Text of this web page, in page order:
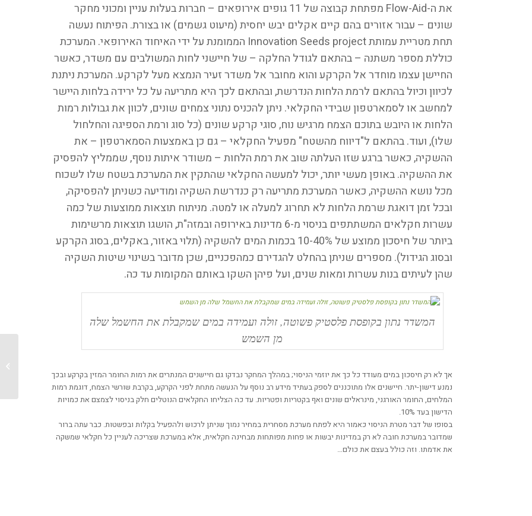
את ה-Flow-Aid מפתחת קבוצה של 11 גופים אירופאים – חברות בעלות עניין ומכוני מחקר
שונים – עבור אזורים בהם קיים אקלים יבש יחסית (מיעוט גשמים) או בצורת. הפיתוח נעשה
תחת מטריית עמותת Innovation Seeds project הממומנת על ידי האיחוד האירופאי. המערכת
כוללת מספר משתנה – בהתאם לגודל החלקה – של חיישני לחות המשולבים עם משדר, כאשר
החיישן עצמו מוחדר אל הקרקע והוא מחובר אל משדר זעיר הנמצא מעל לקרקע. המערכת ניתנת
לכיוון וכיול בהתאם לרמת הלחות הנדרשת, ובהתאם לכך היא מתריעה על כל ירידה בלחות היישר
למחשב או לסמארטפון שבידי החקלאי. ניתן להכניס נתוני צמחים שונים, לכוון את גבולות רמות
הלחות או היובש בתוכם הצמח מרגיש נוח, סוגי קרקע שונים (כל סוג ורמת הספיגה והחלחול
שלו), ועוד. בהתאם ל"דיווח מהשטח" מפעיל החקלאי – גם כן באמצעות הסמארטפון – את
ההשקיה, כאשר ברגע שזו העלתה שוב את רמת הלחות – משודר איתות נוסף, שממליץ להפסיק
את ההשקיה. באופן מעשי יותר, יכול למעשה החקלאי שהתקין את המערכת בשטח שלו לשכוח
מכל נושא ההשקיה, כאשר המערכת מתריעה רק כנדרשת השקיה ומודיעה כשניתן להפסיקה,
ובכל זמן דואגת שרמת הלחות לא תחרוג למעלה או למטה. מניתוח תוצאות ממוצעות של כמה
עשרות חקלאים המשתתפים בניסוי מ-6 מדינות באירופה ובמזה"ת, הושגו תוצאות מרשימות
ביותר של חיסכון ממוצע של 10-40% בכמות המים להשקיה (תלוי באזור, באקלים, בסוג הקרקע
ובסוג הגידול). מספרים שניתן בהחלט להגדירם כמהפכניים, שכן מדובר בשינוי שיטות השקיה
שהן לעיתים בנות עשרות ומאות שנים, ועל פיהן השקו באותם המקומות עד כה.
המשדר נתון בקופסת פלסטיק פשוטה, זולה ועמידה במים שמקבלת את החשמל שלה
מן השמש
אך לא רק חיסכון במים מעודד כל כך את יוזמי הניסוי; במהלך המחקר נבדקו גם חיישנים המנתרים את רמות החומר המזין בקרקע ובכך
נמנע דישון-יתר. חיישנים אלו מתוכננים לספק בעתיד מידע רב נוסף על הנעשה מתחת לפני הקרקע, בקרבת שורשי הצמח, דוגמת רמות
המלחים, החומר האורגני, מינראלים שונים ואף בקטריות ופטריות. עד כה הצליחו החקלאים הנוטלים חלק בניסוי לצמצם את כמויות
הדישון בעד 10%.
בסופו של דבר מטרת הניסוי כאמור היא לפתח מערכת מסחרית במחיר נמוך שניתן לרכוש ולהפעיל בקלות ובפשטות. כבר עתה ברור
שמדובר במערכת חובה לא רק במדינות יבשות או פחות מפותחות מבחינה חקלאית, אלא במערכת שצריכה לעניין כל חקלאי שמשקה
את אדמתו. וזה כולל בעצם את כולם…